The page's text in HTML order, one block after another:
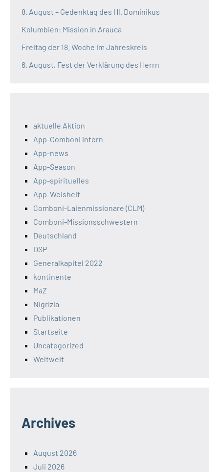
8. August – Gedenktag des Hl. Dominikus
Kolumbien: Mission in Arauca
Freitag der 18. Woche im Jahreskreis
6. August, Fest der Verklärung des Herrn
aktuelle Aktion
App-Comboni intern
App-news
App-Season
App-spirituelles
App-Weisheit
Comboni-Laienmissionare (CLM)
Comboni-Missionsschwestern
Deutschland
DSP
Generalkapitel 2022
kontinente
MaZ
Nigrizia
Publikationen
Startseite
Uncategorized
Weltweit
Archives
August 2026
Juli 2026